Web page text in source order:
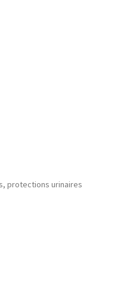
protections urinaires